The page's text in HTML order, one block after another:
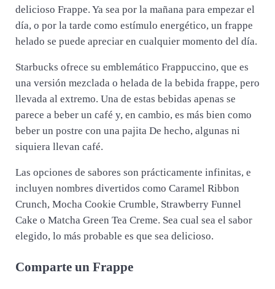
delicioso Frappe. Ya sea por la mañana para empezar el
día, o por la tarde como estímulo energético, un frappe
helado se puede apreciar en cualquier momento del día.
Starbucks ofrece su emblemático Frappuccino, que es
una versión mezclada o helada de la bebida frappe, pero
llevada al extremo. Una de estas bebidas apenas se
parece a beber un café y, en cambio, es más bien como
beber un postre con una pajita De hecho, algunas ni
siquiera llevan café.
Las opciones de sabores son prácticamente infinitas, e
incluyen nombres divertidos como Caramel Ribbon
Crunch, Mocha Cookie Crumble, Strawberry Funnel
Cake o Matcha Green Tea Creme. Sea cual sea el sabor
elegido, lo más probable es que sea delicioso.
Comparte un Frappe